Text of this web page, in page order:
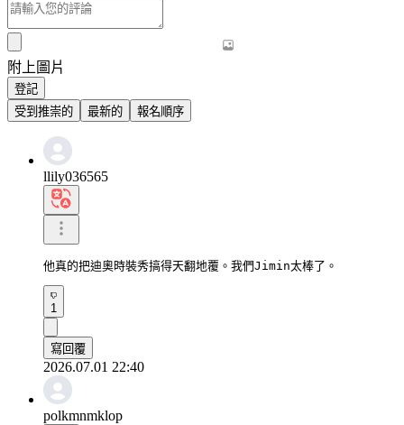
附上圖片
登記
受到推崇的
最新的 報名順序
llily036565
他真的把迪奧時裝秀搞得天翻地覆。我們Jimin太棒了。
1
寫回覆
2026.07.01 22:40
polkmnmklop